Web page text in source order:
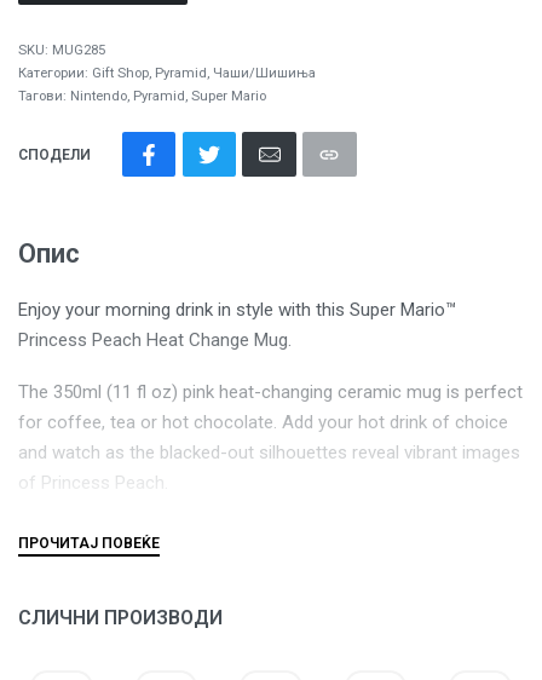
SKU: MUG285
Категории: Gift Shop, Pyramid , Чаши/Шишиња
Тагови: Nintendo, Pyramid , Super Mario
СПОДЕЛИ
Опис
Enjoy your morning drink in style with this Super Mario™
Princess Peach Heat Change Mug.
The 350ml (11 fl oz) pink heat-changing ceramic mug is perfect
for coffee, tea or hot chocolate. Add your hot drink of choice
and watch as the blacked-out silhouettes reveal vibrant images
of Princess Peach.
Not suitable for dishwasher or microwave use.
kitchen cupboard.
СЛИЧНИ ПРОИЗВОДИ